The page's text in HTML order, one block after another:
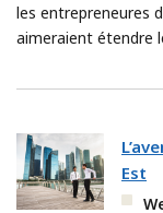
les entrepreneures
aimeraient étendre
Est